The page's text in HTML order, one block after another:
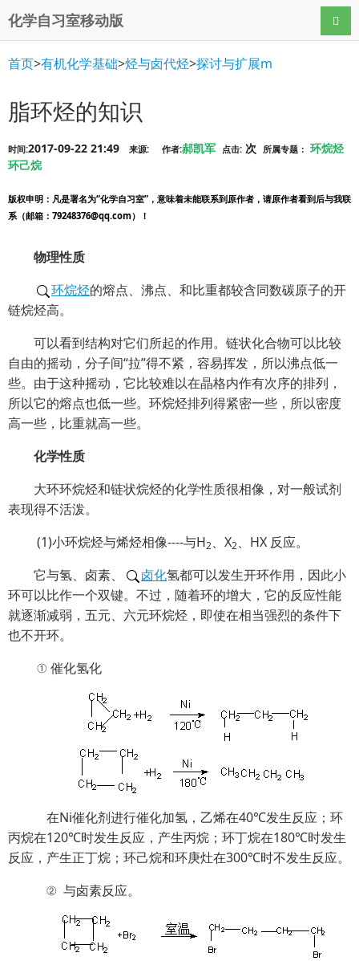
化学自习室移动版 导航
首页>有机化学基础>烃与卤代烃>探讨与扩展m
脂环烃的知识
时间:2017-09-22 21:49 来源: 作者:郝凯军 点击: 次 所属专题： 环烷烃
环己烷
版权申明 ：凡是署名为“化学自习室”，意味着未能联系到原作者，请原作者看到后与我联
系（邮箱：79248376@qq.com）！
物理性质
环烷烃的熔点、沸点、和比重都较含同数碳原子的开
链烷烃高。
可以看到结构对它们所起的作用。链状化合物可以比较
自由的摇动，分子间“拉”得不紧，容易挥发，所以沸点低一
些。由于这种摇动，它比较难以在晶格内作有次序的排列，
所以它的熔点也低一些。环烷烃排列得紧密一些，所以密度
高一些，比重就高一些。
化学性质
大环环烷烃和链状烷烃的化学性质很相像，对一般试剂
表现得不活泼。
(1)小环烷烃与烯烃相像----与H2、X2、HX 反应。
它与氢、卤素、
卤化氢都可以发生开环作用，因此小
环可以比作一个双键。不过，随着环的增大，它的反应性能
就逐渐减弱，五元、六元环烷烃，即使在相当强烈的条件下
也不开环。
① 催化氢化
在Ni催化剂进行催化加氢，乙烯在40℃发生反应；环
丙烷在120℃时发生反应，产生丙烷；环丁烷在180℃时发生
反应，产生正丁烷；环己烷和环庚灶在300℃时不发生反应。
② 与卤素反应。